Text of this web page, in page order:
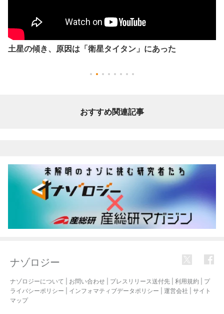
土星の傾き、原因は「衛星タイタン」にあった
おすすめ関連記事
ナゾロジー
ナゾロジーについて お問い合わせ プレスリリース送付先 利用規約
プ
ライバシーポリシー
インフォマティブデータポリシー 運営会社
サイト
マップ